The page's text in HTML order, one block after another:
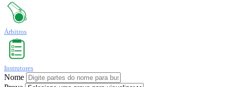
Árbitros
Instrutores
Nome